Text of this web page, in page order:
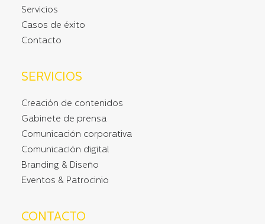
Servicios
Casos de éxito
Contacto
SERVICIOS
Creación de contenidos
Gabinete de prensa
Comunicación corporativa
Comunicación digital
Branding & Diseño
Eventos & Patrocinio
CONTACTO